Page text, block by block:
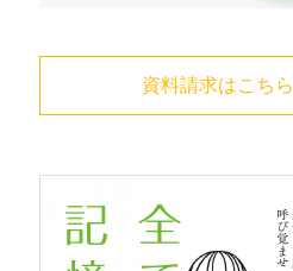
資料請求はこちら